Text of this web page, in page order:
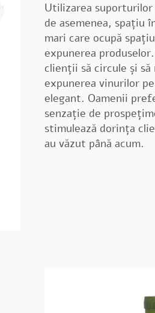
Utilizarea suporturilor
de asemenea, spațiu
mari care ocupă
expunerea
clienții să circule și
expunerea vinurilor
elegant. Oamenii
senzație de
stimulează dorința
au văzut până acum.